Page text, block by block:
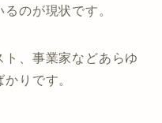
のが現状です。
ト、事業家などあらゆ
りです。